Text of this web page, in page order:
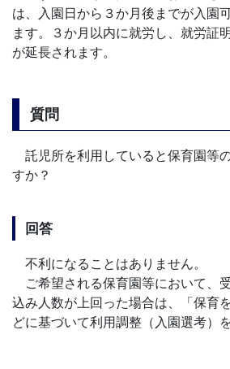
は、入園日から３か月後までが入園
ます。３か月以内に就労し、就労証
が延長されます。
質問
託児所を利用していると保育園等
すか？
回答
不利になることはありません。
ご希望される保育園等において、
込み人数が上回った場合は、「保育
どに基づいて利用調整（入園選考）